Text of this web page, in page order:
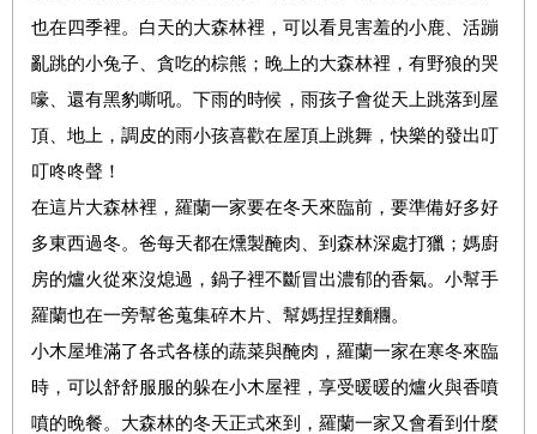
也在四季裡。白天的大森林裡，可以看見害羞的小鹿、活蹦
亂跳的小兔子、貪吃的棕熊；晚上的大森林裡，有野狼的哭
嚎、還有黑豹嘶吼。下雨的時候，雨孩子會從天上跳落到屋
頂、地上，調皮的雨小孩喜歡在屋頂上跳舞，快樂的發出叮
叮咚咚聲！
在這片大森林裡，羅蘭一家要在冬天來臨前，要準備好多好
多東西過冬。爸每天都在燻製醃肉、到森林深處打獵；媽廚
房的爐火從來沒熄過，鍋子裡不斷冒出濃郁的香氣。小幫手
羅蘭也在一旁幫爸蒐集碎木片、幫媽捏捏麵糰。
小木屋堆滿了各式各樣的蔬菜與醃肉，羅蘭一家在寒冬來臨
時，可以舒舒服服的躲在小木屋裡，享受暖暖的爐火與香噴
噴的晚餐。大森林的冬天正式來到，羅蘭一家又會看到什麼